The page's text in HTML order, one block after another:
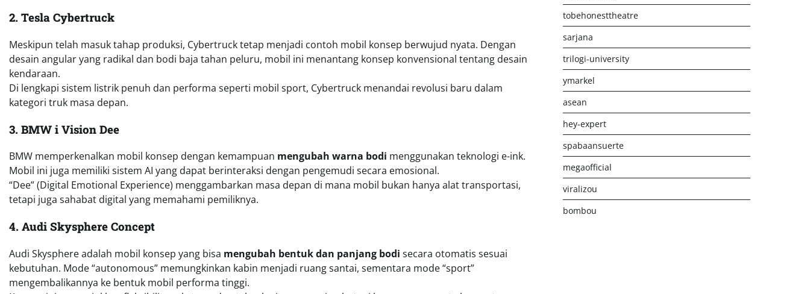
2. Tesla Cybertruck
Meskipun telah masuk tahap produksi, Cybertruck tetap menjadi contoh mobil konsep berwujud nyata. Dengan
desain angular yang radikal dan bodi baja tahan peluru, mobil ini menantang konsep konvensional tentang desain
kendaraan.
Di lengkapi sistem listrik penuh dan performa seperti mobil sport, Cybertruck menandai revolusi baru dalam
kategori truk masa depan.
3. BMW i Vision Dee
BMW memperkenalkan mobil konsep dengan kemampuan mengubah warna bodi menggunakan teknologi e-ink.
Mobil ini juga memiliki sistem AI yang dapat berinteraksi dengan pengemudi secara emosional.
“Dee” (Digital Emotional Experience) menggambarkan masa depan di mana mobil bukan hanya alat transportasi,
tetapi juga sahabat digital yang memahami pemiliknya.
4. Audi Skysphere Concept
Audi Skysphere adalah mobil konsep yang bisa mengubah bentuk dan panjang bodi secara otomatis sesuai
kebutuhan. Mode “autonomous” memungkinkan kabin menjadi ruang santai, sementara mode “sport”
mengembalikannya ke bentuk mobil performa tinggi.
tobehonesttheatre
sarjana
trilogi-university
ymarkel
asean
hey-expert
spabaansuerte
megaofficial
viralizou
bombou